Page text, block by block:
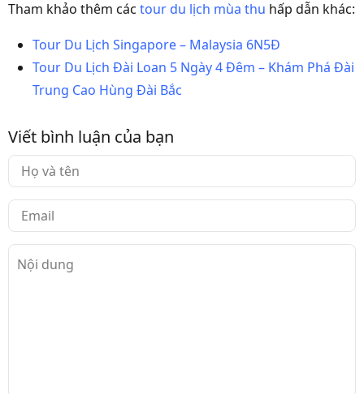
Tham khảo thêm các tour du lịch mùa thu hấp dẫn khác:
Tour Du Lịch Singapore – Malaysia 6N5Đ
Tour Du Lịch Đài Loan 5 Ngày 4 Đêm – Khám Phá Đài
Trung Cao Hùng Đài Bắc
Viết bình luận của bạn